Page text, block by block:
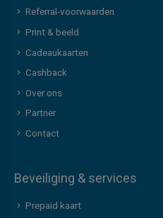
Referral-voorwaarden
Print & beeld
Cadeaukaarten
Cashback
Over ons
Partner
Contact
Beveiliging & services
Prepaid kaart